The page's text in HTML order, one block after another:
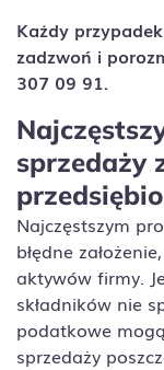
Każdy
zadzwoń i
307 09 91.
sprzedaży
Najczęstszym
błędne
aktywów firmy.
składników nie
podatkowe
sprzedaży